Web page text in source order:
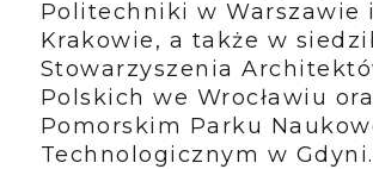
Politechniki w Warszawie i
Krakowie, a także w
Stowarzyszenia
Polskich we Wrocławiu
Pomorskim Parku
Technologicznym w Gdyni.